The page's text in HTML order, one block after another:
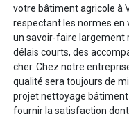
votre bâtiment agricole à
respectant les normes en
un savoir-faire largement
délais courts, des
cher. Chez notre
qualité sera toujours de
projet nettoyage bâtiment
fournir la satisfaction